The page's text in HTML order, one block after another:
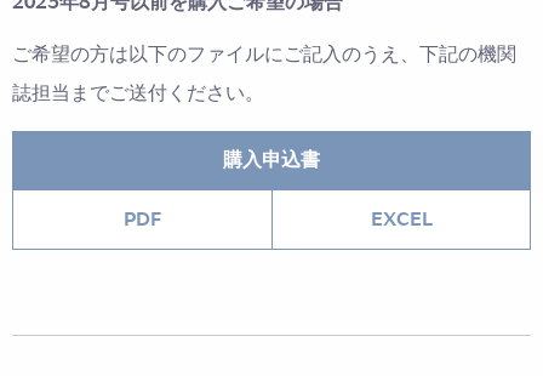
ご希望の方は以下のファイルにご記入のうえ、下記の機関
誌担当までご送付ください。
購入申込書
PDF EXCEL